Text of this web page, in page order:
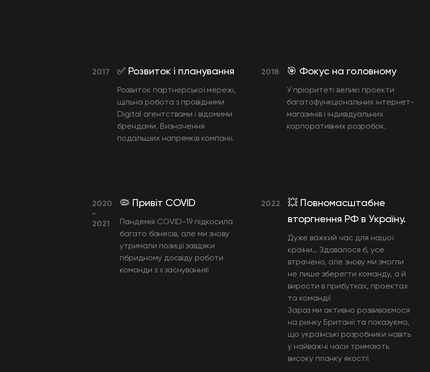
2017 ✅ Розвиток і планування
Розвиток партнерської мережі,
щільна робота з провідними
Digital агентствами і відомими
брендами. Визначення
подальших напрямків компанії.
2018 🎯 Фокус на головному
У пріоритеті великі проекти
багатофункціональних інтернет-
магазинів і індивідуальних
корпоративних розробок.
2020
-
2021
🦠 Привіт COVID
Пандемія COVID-19 підкосила
багато бізнесів, але ми знову
утримали позиції завдяки
гібридному досвіду роботи
команди з її заснування!
2022
💥 Повномасштабне
вторгнення РФ в Україну.
Дуже важкий час для нашої
країни… Здавалося б, усе
втрачено, але знову ми змогли
не лише зберегти команду, а й
вирости в прибутках, проектах
та команді!
Зараз ми активно розвиваємося
на ринку Британії та показуємо,
що українські розробники навіть
у найважчі часи тримають
високу планку якості!